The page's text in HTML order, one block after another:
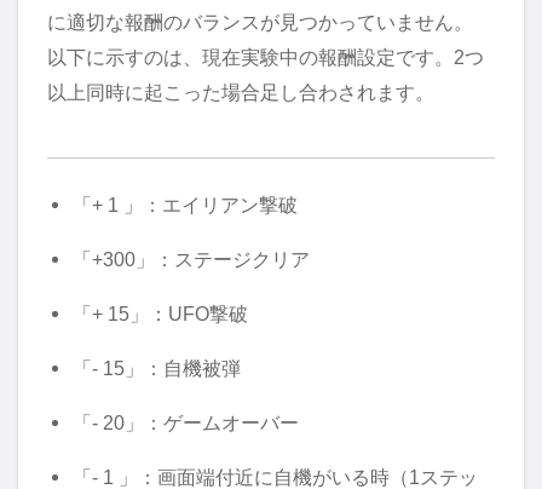
に適切な報酬のバランスが見つかっていません。
以下に示すのは、現在実験中の報酬設定です。2つ
以上同時に起こった場合足し合わされます。
「+ 1 」：エイリアン撃破
「+300」：ステージクリア
「+ 15」：UFO撃破
「- 15」：自機被弾
「- 20」：ゲームオーバー
「- 1 」：画面端付近に自機がいる時（1ステッ